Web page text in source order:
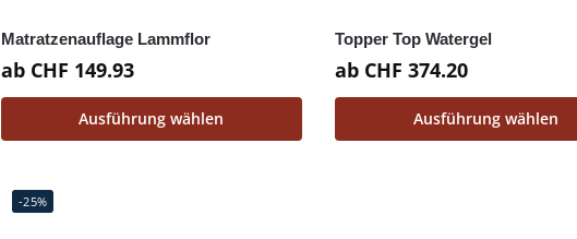
Matratzenauflage Lammflor
ab CHF 149.93
Ausführung wählen
Topper Top Watergel
ab CHF 374.20
Ausführung wählen
-25%